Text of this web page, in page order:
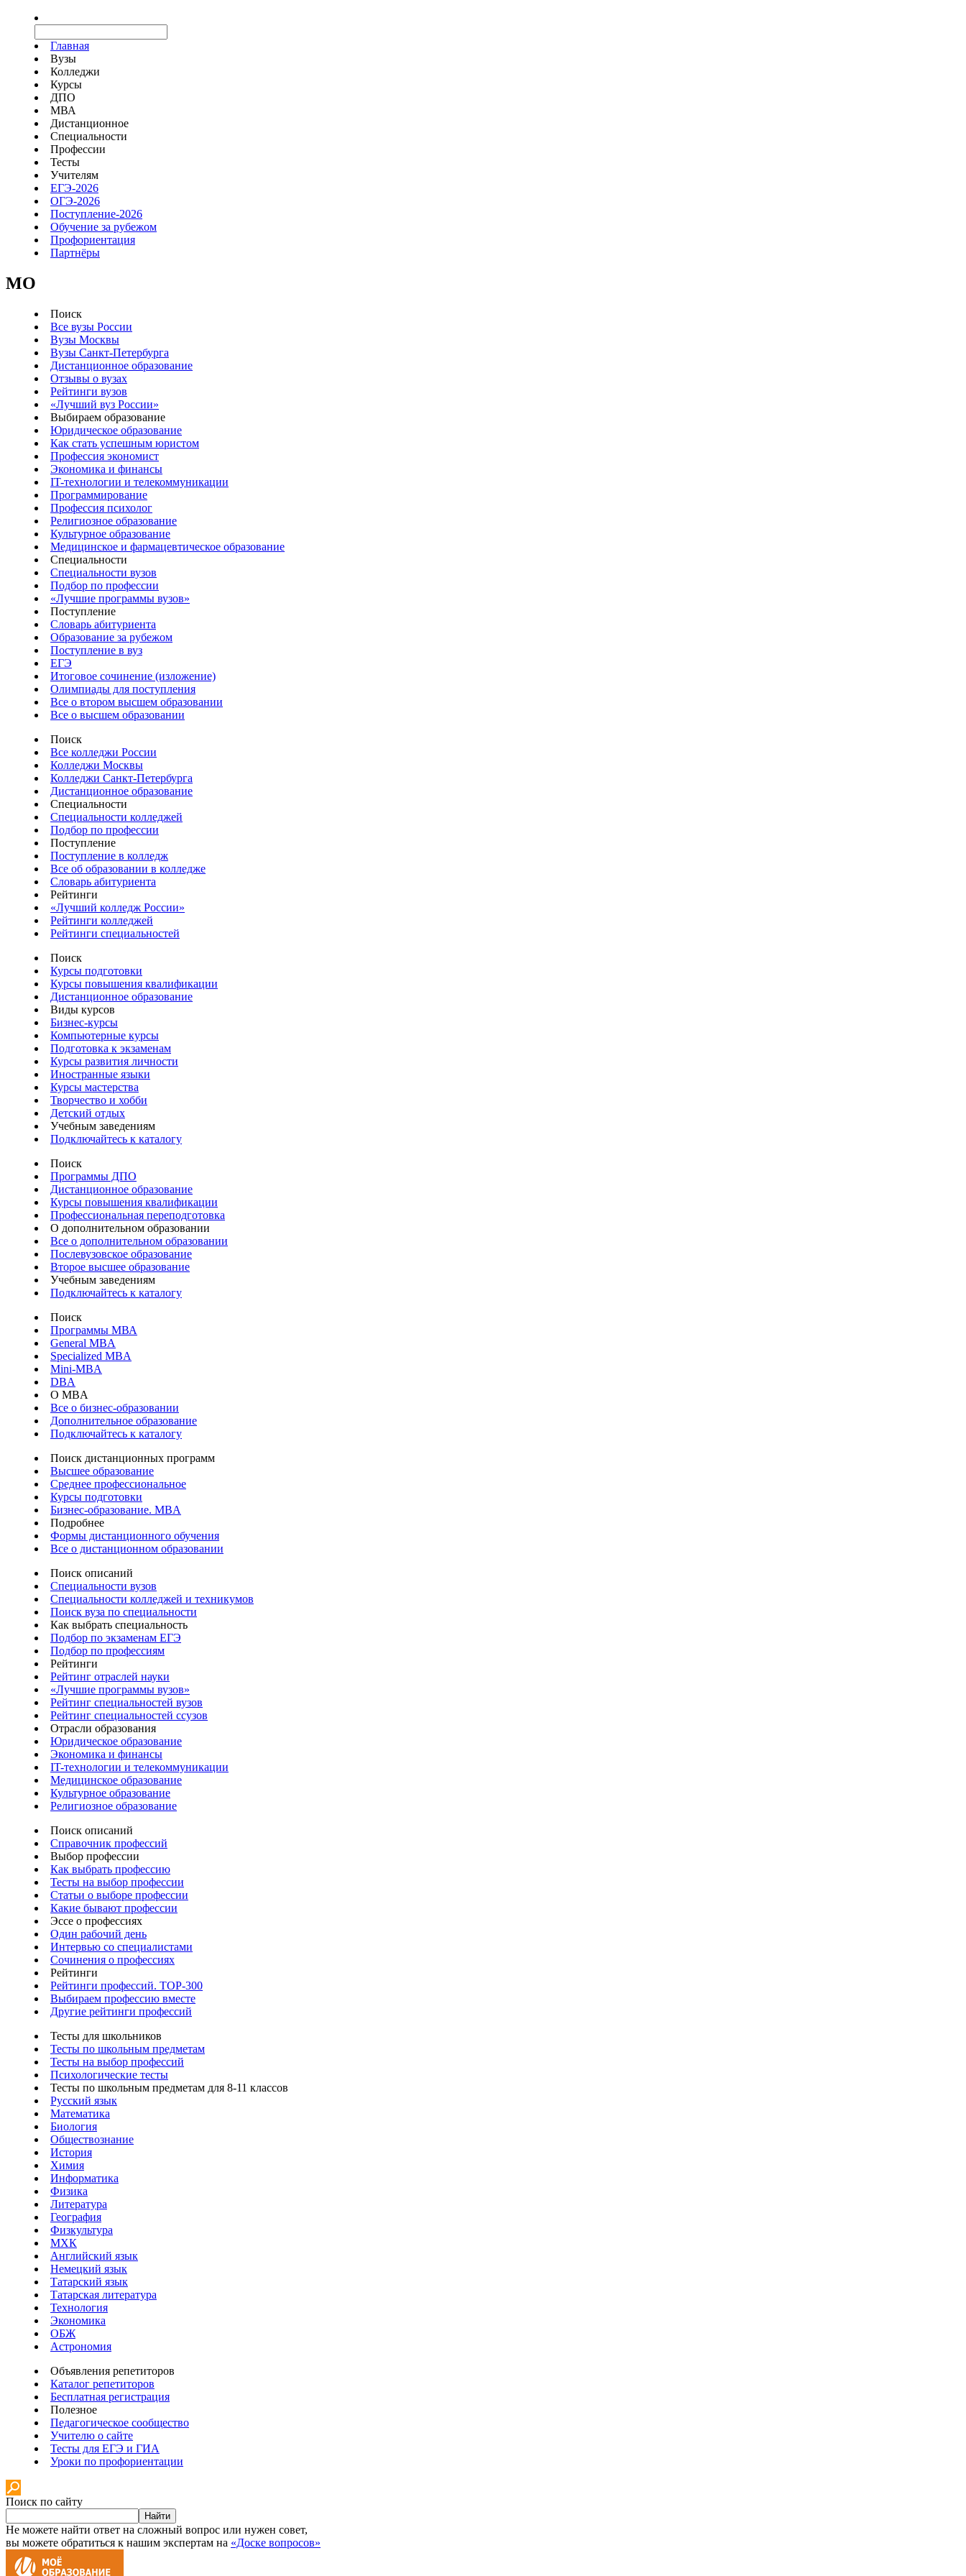
Главная
Вузы
Колледжи
Курсы
ДПО
МВА
Дистанционное
Специальности
Профессии
Тесты
Учителям
ЕГЭ-2026
ОГЭ-2026
Поступление-2026
Обучение за рубежом
Профориентация
Партнёры
MO
Поиск
Все вузы России
Вузы Москвы
Вузы Санкт-Петербурга
Дистанционное образование
Отзывы о вузах
Рейтинги вузов
«Лучший вуз России»
Выбираем образование
Юридическое образование
Как стать успешным юристом
Профессия экономист
Экономика и финансы
IT-технологии и телекоммуникации
Программирование
Профессия психолог
Религиозное образование
Культурное образование
Медицинское и фармацевтическое образование
Специальности
Специальности вузов
Подбор по профессии
«Лучшие программы вузов»
Поступление
Словарь абитуриента
Образование за рубежом
Поступление в вуз
ЕГЭ
Итоговое сочинение (изложение)
Олимпиады для поступления
Все о втором высшем образовании
Все о высшем образовании
Поиск
Все колледжи России
Колледжи Москвы
Колледжи Санкт-Петербурга
Дистанционное образование
Специальности
Специальности колледжей
Подбор по профессии
Поступление
Поступление в колледж
Все об образовании в колледже
Словарь абитуриента
Рейтинги
«Лучший колледж России»
Рейтинги колледжей
Рейтинги специальностей
Поиск
Курсы подготовки
Курсы повышения квалификации
Дистанционное образование
Виды курсов
Бизнес-курсы
Компьютерные курсы
Подготовка к экзаменам
Курсы развития личности
Иностранные языки
Курсы мастерства
Творчество и хобби
Детский отдых
Учебным заведениям
Подключайтесь к каталогу
Поиск
Программы ДПО
Дистанционное образование
Курсы повышения квалификации
Профессиональная переподготовка
О дополнительном образовании
Все о дополнительном образовании
Послевузовское образование
Второе высшее образование
Учебным заведениям
Подключайтесь к каталогу
Поиск
Программы МВА
General MBA
Specialized MBA
Mini-MBA
DBA
О MBA
Все о бизнес-образовании
Дополнительное образование
Подключайтесь к каталогу
Поиск дистанционных программ
Высшее образование
Среднее профессиональное
Курсы подготовки
Бизнес-образование. MBA
Подробнее
Формы дистанционного обучения
Все о дистанционном образовании
Поиск описаний
Специальности вузов
Специальности колледжей и техникумов
Поиск вуза по специальности
Как выбрать специальность
Подбор по экзаменам ЕГЭ
Подбор по профессиям
Рейтинги
Рейтинг отраслей науки
«Лучшие программы вузов»
Рейтинг специальностей вузов
Рейтинг специальностей ссузов
Отрасли образования
Юридическое образование
Экономика и финансы
IT-технологии и телекоммуникации
Медицинское образование
Культурное образование
Религиозное образование
Поиск описаний
Справочник профессий
Выбор профессии
Как выбрать профессию
Тесты на выбор профессии
Статьи о выборе профессии
Какие бывают профессии
Эссе о профессиях
Один рабочий день
Интервью со специалистами
Сочинения о профессиях
Рейтинги
Рейтинги профессий. TOP-300
Выбираем профессию вместе
Другие рейтинги профессий
Тесты для школьников
Тесты по школьным предметам
Тесты на выбор профессий
Психологические тесты
Тесты по школьным предметам для 8-11 классов
Русский язык
Математика
Биология
Обществознание
История
Химия
Информатика
Физика
Литература
География
Физкультура
МХК
Английский язык
Немецкий язык
Татарский язык
Татарская литература
Технология
Экономика
ОБЖ
Астрономия
Объявления репетиторов
Каталог репетиторов
Бесплатная регистрация
Полезное
Педагогическое сообщество
Учителю о сайте
Тесты для ЕГЭ и ГИА
Уроки по профориентации
Поиск по сайту
Найти
Не можете найти ответ на сложный вопрос или нужен совет,
вы можете обратиться к нашим экспертам на «Доске вопросов»